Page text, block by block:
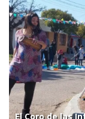
El Coro de las